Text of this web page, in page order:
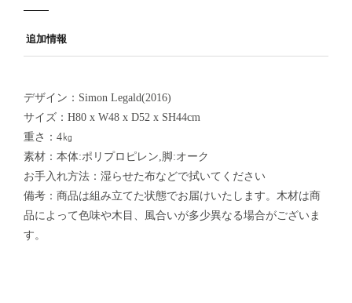
追加情報
デザイン：Simon Legald(2016)
サイズ：H80 x W48 x D52 x SH44cm
重さ：4㎏
素材：本体:ポリプロピレン,脚:オーク
お手入れ方法：湿らせた布などで拭いてください
備考：商品は組み立てた状態でお届けいたします。木材は商
品によって色味や木目、風合いが多少異なる場合がございま
す。